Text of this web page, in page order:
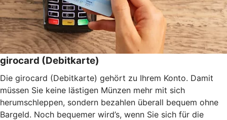
girocard (Debitkarte)
Die girocard (Debitkarte) gehört zu Ihrem Konto. Damit
müssen Sie keine lästigen Münzen mehr mit sich
herumschleppen, sondern bezahlen überall bequem ohne
Bargeld. Noch bequemer wird’s, wenn Sie sich für die